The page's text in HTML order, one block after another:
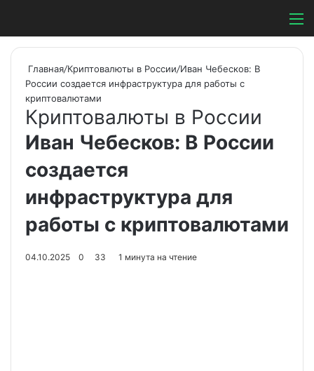
Switch skin
Главная/Криптовалюты в России/Иван Чебесков: В
России создается инфраструктура для работы с
криптовалютами
Криптовалюты в России
Иван Чебесков: В России
создается
инфраструктура для
работы с криптовалютами
04.10.2025 0 33 1 минута на чтение